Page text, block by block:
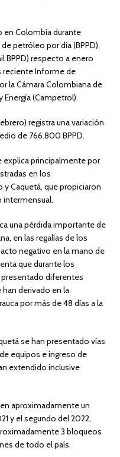
en Colombia durante
petróleo por día (BPPD),
BPPD) respecto a enero
reciente Informe de
la Cámara Colombiana de
Energía (Campetrol).
registra una variación
de 766.800 BPPD.
explica principalmente por
en los
Caquetá, que propiciaron
intermensual.
una pérdida importante de
en las regalías de los
negativo en la mano de
que durante los
diferentes
derivado en la
por más de 48 días a la
se han presentado vías
equipos e ingreso de
extendido inclusive
aproximadamente un
y el segundo del 2022,
3 bloqueos
de todo el país.